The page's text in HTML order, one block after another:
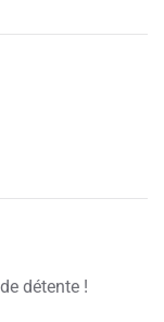
détente !